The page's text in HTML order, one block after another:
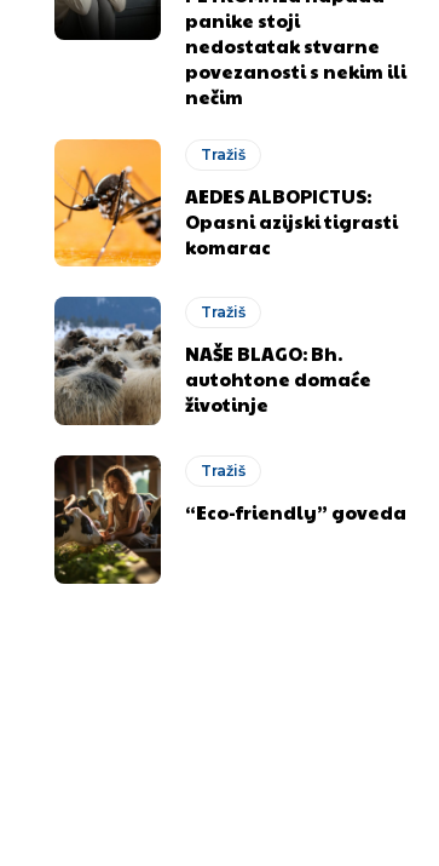
panike stoji
nedostatak stvarne
povezanosti s nekim ili
nečim
Tražiš
AEDES ALBOPICTUS:
Opasni azijski tigrasti
komarac
Tražiš
NAŠE BLAGO: Bh.
autohtone domaće
životinje
Tražiš
“Eco-friendly” goveda